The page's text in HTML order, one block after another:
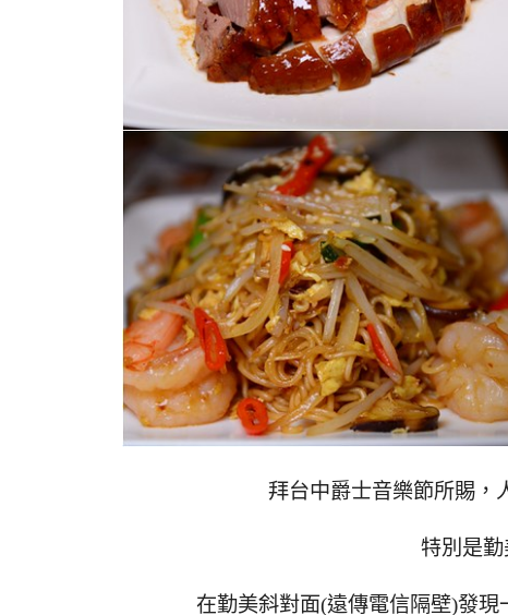
拜台中爵士音樂節所賜，
特別是
在勤美斜對面(遠傳電信隔壁)發